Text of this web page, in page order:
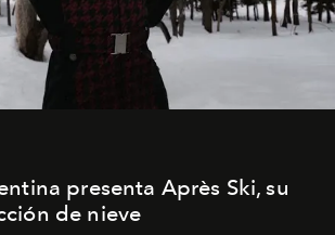
presenta Après Ski, su
de nieve